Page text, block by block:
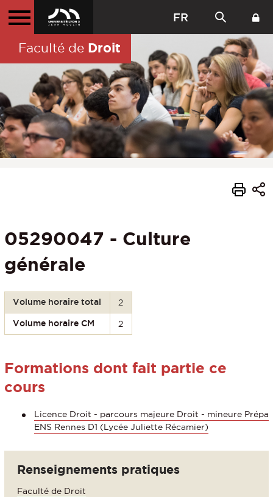
FR
Faculté de Droit
05290047 - Culture
générale
Volume horaire total 2
Volume horaire CM 2
Formations dont fait partie ce
cours
Licence Droit - parcours majeure Droit - mineure Prépa
ENS Rennes D1 (Lycée Juliette Récamier)
Renseignements pratiques
Faculté de Droit